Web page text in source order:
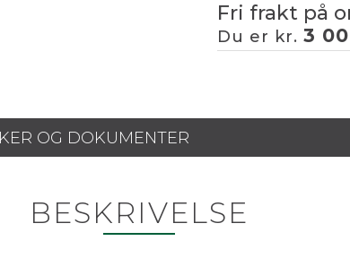
Fri frakt på
Du er kr. 3
OG DOKUMENTER
BESKRIVELSE